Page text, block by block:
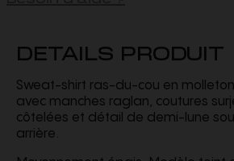
DETAILS PRODUIT
Sweat-shirt ras-du-cou en
avec manches raglan, coutures
côtelées et détail de demi-lune
arrière.